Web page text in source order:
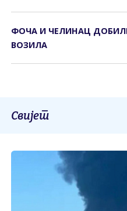
ФОЧА И ЧЕЛИНАЦ
ВОЗИЛА
Свијет